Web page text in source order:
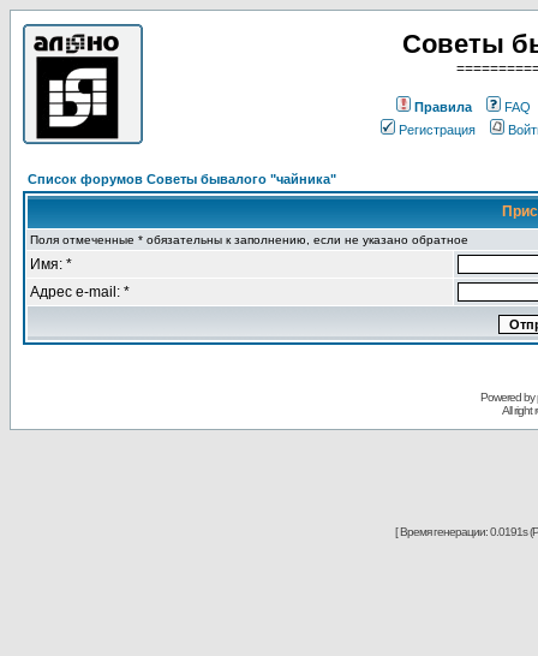
Советы
Правила
FAQ
Регистрация
Список форумов Советы бывалого "чайника"
Поля отмеченные * обязательны к заполнению, если не указано обратное
Имя: *
Адрес e-mail: *
Powered
All right
[ Время генерации: 0.0191s